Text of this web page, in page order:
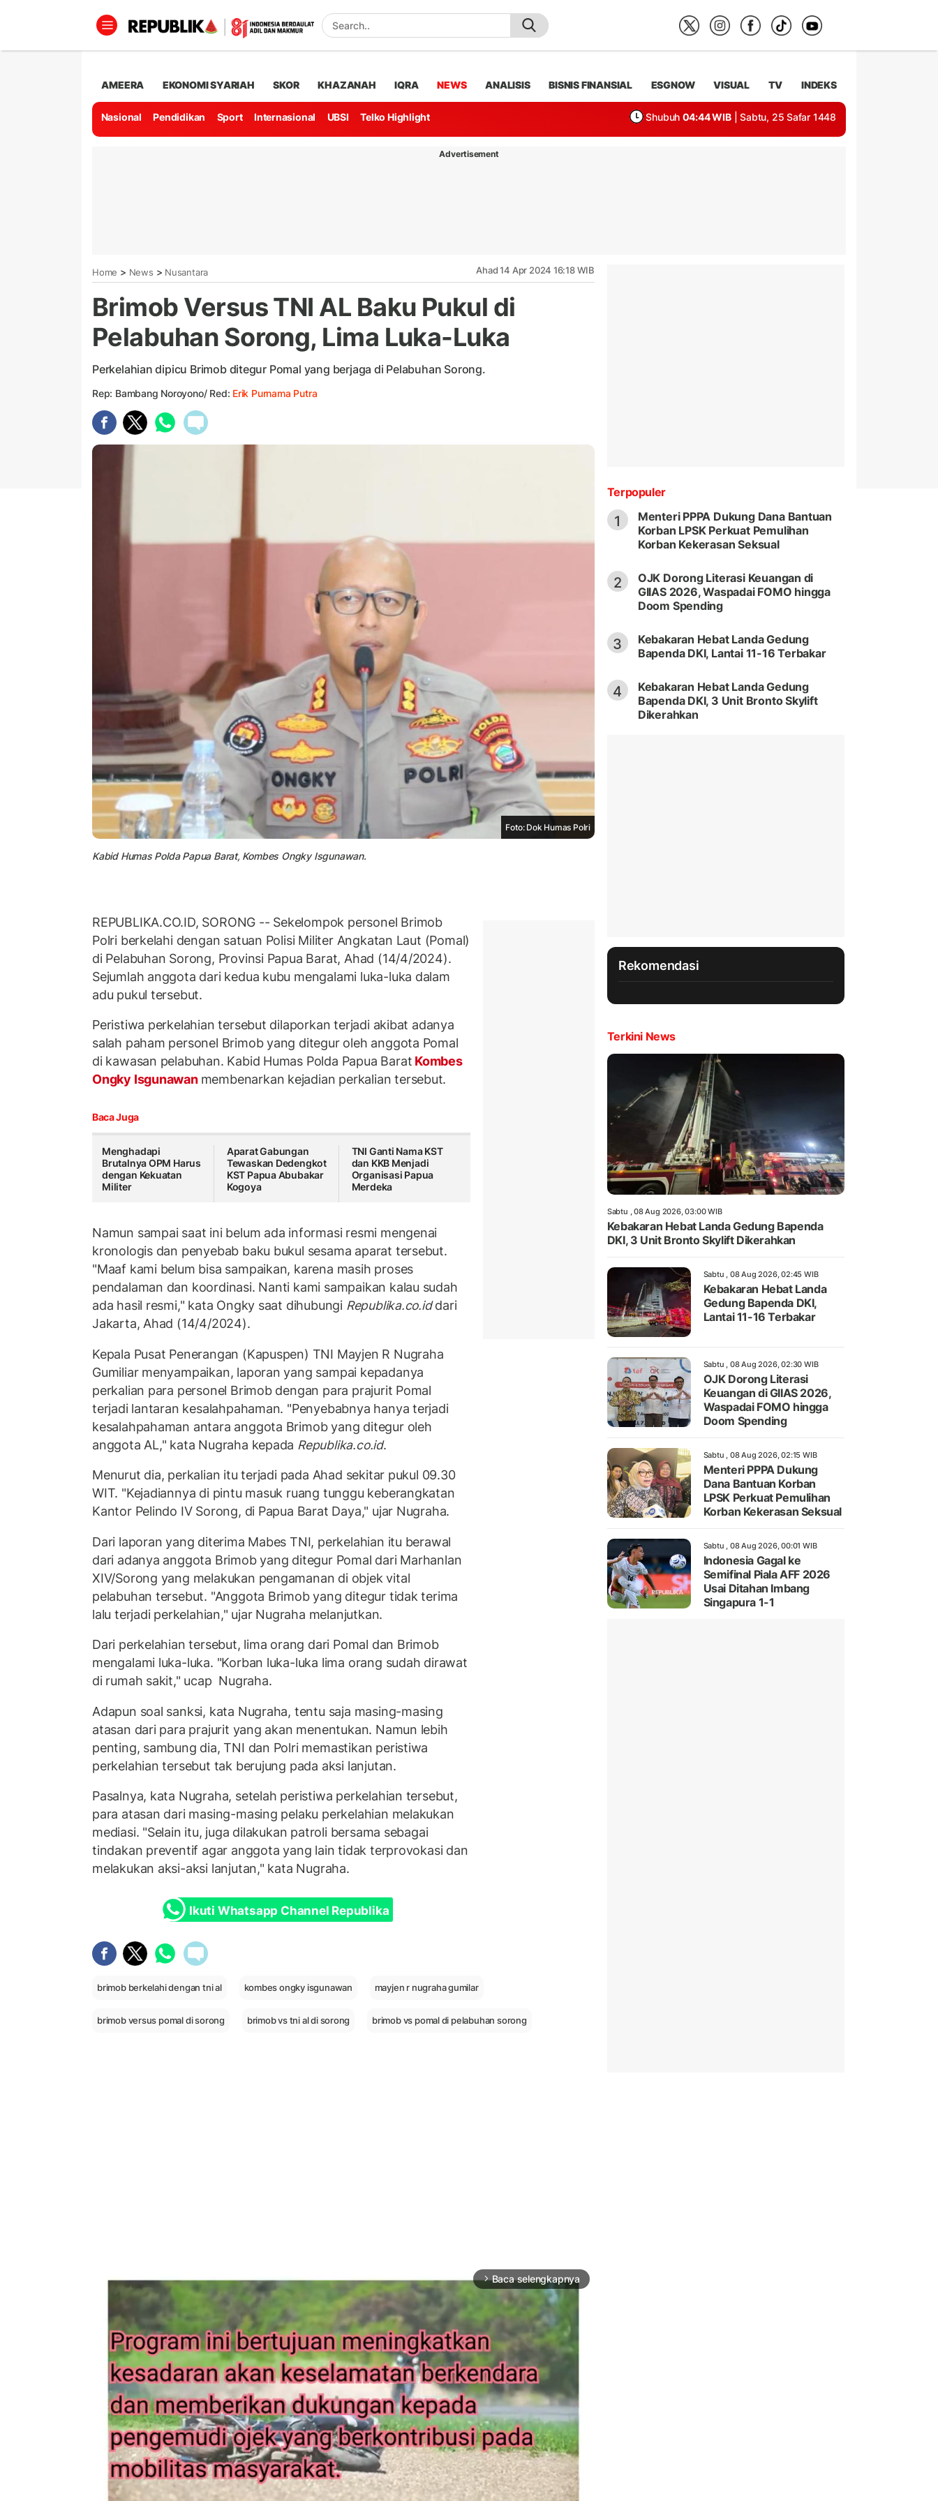
AMEERA EKONOMI SYARIAH SKOR KHAZANAH IQRA NEWS ANALISIS BISNIS FINANSIAL ESGNOW VISUAL TV INDEKS
Nasional Pendidikan Sport Internasional UBSI Telko Highlight Shubuh 04:44 WIB | Sabtu, 25 Safar 1448
Advertisement
Home > News > Nusantara Ahad 14 Apr 2024 16:18 WIB
Brimob Versus TNI AL Baku Pukul di
Pelabuhan Sorong, Lima Luka-Luka
Perkelahian dipicu Brimob ditegur Pomal yang berjaga di Pelabuhan Sorong.
Rep: Bambang Noroyono/ Red: Erik Purnama Putra
Foto: Dok Humas Polri
Kabid Humas Polda Papua Barat, Kombes Ongky Isgunawan.
REPUBLIKA.CO.ID, SORONG -- Sekelompok personel Brimob
Polri berkelahi dengan satuan Polisi Militer Angkatan Laut (Pomal)
di Pelabuhan Sorong, Provinsi Papua Barat, Ahad (14/4/2024).
Sejumlah anggota dari kedua kubu mengalami luka-luka dalam
adu pukul tersebut.
Peristiwa perkelahian tersebut dilaporkan terjadi akibat adanya
salah paham personel Brimob yang ditegur oleh anggota Pomal
di kawasan pelabuhan. Kabid Humas Polda Papua Barat Kombes
Ongky Isgunawan membenarkan kejadian perkalian tersebut.
Baca Juga
Menghadapi
Brutalnya OPM Harus
dengan Kekuatan
Militer
Aparat Gabungan
Tewaskan Dedengkot
KST Papua Abubakar
Kogoya
TNI Ganti Nama KST
dan KKB Menjadi
Organisasi Papua
Merdeka
Namun sampai saat ini belum ada informasi resmi mengenai
kronologis dan penyebab baku bukul sesama aparat tersebut.
"Maaf kami belum bisa sampaikan, karena masih proses
pendalaman dan koordinasi. Nanti kami sampaikan kalau sudah
ada hasil resmi," kata Ongky saat dihubungi Republika.co.iddari
Jakarta, Ahad (14/4/2024).
Kepala Pusat Penerangan (Kapuspen) TNI Mayjen R Nugraha
Gumiliar menyampaikan, laporan yang sampai kepadanya
perkalian para personel Brimob dengan para prajurit Pomal
terjadi lantaran kesalahpahaman. "Penyebabnya hanya terjadi
kesalahpahaman antara anggota Brimob yang ditegur oleh
anggota AL," kata Nugraha kepada Republika.co.id.
Menurut dia, perkalian itu terjadi pada Ahad sekitar pukul 09.30
WIT. "Kejadiannya di pintu masuk ruang tunggu keberangkatan
Kantor Pelindo IV Sorong, di Papua Barat Daya," ujar Nugraha.
Dari laporan yang diterima Mabes TNI, perkelahian itu berawal
dari adanya anggota Brimob yang ditegur Pomal dari Marhanlan
XIV/Sorong yang melakukan pengamanan di objek vital
pelabuhan tersebut. "Anggota Brimob yang ditegur tidak terima
lalu terjadi perkelahian," ujar Nugraha melanjutkan.
Dari perkelahian tersebut, lima orang dari Pomal dan Brimob
mengalami luka-luka. "Korban luka-luka lima orang sudah dirawat
di rumah sakit," ucap Nugraha.
Adapun soal sanksi, kata Nugraha, tentu saja masing-masing
atasan dari para prajurit yang akan menentukan. Namun lebih
penting, sambung dia, TNI dan Polri memastikan peristiwa
perkelahian tersebut tak berujung pada aksi lanjutan.
Pasalnya, kata Nugraha, setelah peristiwa perkelahian tersebut,
para atasan dari masing-masing pelaku perkelahian melakukan
mediasi. "Selain itu, juga dilakukan patroli bersama sebagai
tindakan preventif agar anggota yang lain tidak terprovokasi dan
melakukan aksi-aksi lanjutan," kata Nugraha.
Ikuti Whatsapp Channel Republika
brimob berkelahi dengan tni al kombes ongky isgunawan mayjen r nugraha gumilar
brimob versus pomal di sorong brimob vs tni al di sorong brimob vs pomal di pelabuhan sorong
arrow_forward_ios Baca selengkapnya
Terpopuler
1
Menteri PPPA Dukung Dana Bantuan
Korban LPSK Perkuat Pemulihan
Korban Kekerasan Seksual
2
OJK Dorong Literasi Keuangan di
GIIAS 2026, Waspadai FOMO hingga
Doom Spending
3
Kebakaran Hebat Landa Gedung
Bapenda DKI, Lantai 11-16 Terbakar
4
Kebakaran Hebat Landa Gedung
Bapenda DKI, 3 Unit Bronto Skylift
Dikerahkan
Rekomendasi
Terkini News
Sabtu , 08 Aug 2026, 03:00 WIB
Kebakaran Hebat Landa Gedung Bapenda
DKI, 3 Unit Bronto Skylift Dikerahkan
Sabtu , 08 Aug 2026, 02:45 WIB
Kebakaran Hebat Landa
Gedung Bapenda DKI,
Lantai 11-16 Terbakar
Sabtu , 08 Aug 2026, 02:30 WIB
OJK Dorong Literasi
Keuangan di GIIAS 2026,
Waspadai FOMO hingga
Doom Spending
Sabtu , 08 Aug 2026, 02:15 WIB
Menteri PPPA Dukung
Dana Bantuan Korban
LPSK Perkuat Pemulihan
Korban Kekerasan Seksual
Sabtu , 08 Aug 2026, 00:01 WIB
Indonesia Gagal ke
Semifinal Piala AFF 2026
Usai Ditahan Imbang
Singapura 1-1